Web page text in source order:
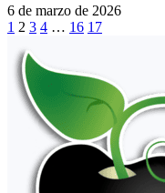
6 de marzo de 2026
1 2 3 4 … 16 17